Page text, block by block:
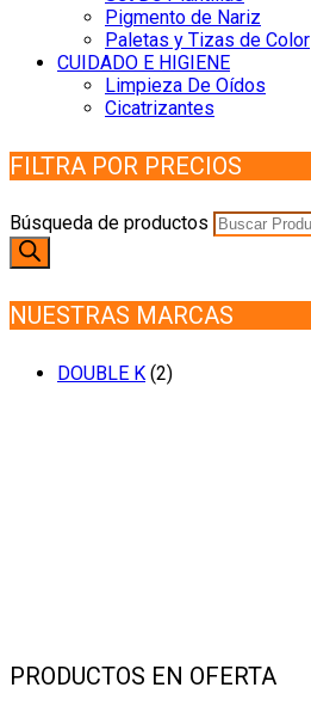
Pigmento de Nariz
Paletas y Tizas de Color
CUIDADO E HIGIENE
Limpieza De Oídos
Cicatrizantes
FILTRA POR PRECIOS
Búsqueda de productos
NUESTRAS MARCAS
DOUBLE K (2)
PRODUCTOS EN OFERTA